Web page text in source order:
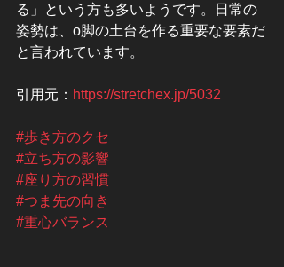
る」という方も多いようです。日常の
姿勢は、o脚の土台を作る重要な要素だ
と言われています。
引用元： https://stretchex.jp/5032
#歩き方のクセ
#立ち方の影響
#座り方の習慣
#つま先の向き
#重心バランス